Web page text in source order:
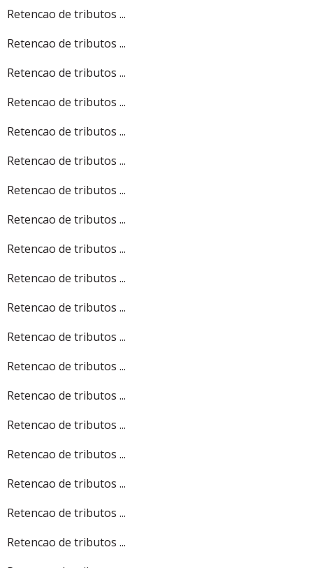
Retencao de tributos ...
Retencao de tributos ...
Retencao de tributos ...
Retencao de tributos ...
Retencao de tributos ...
Retencao de tributos ...
Retencao de tributos ...
Retencao de tributos ...
Retencao de tributos ...
Retencao de tributos ...
Retencao de tributos ...
Retencao de tributos ...
Retencao de tributos ...
Retencao de tributos ...
Retencao de tributos ...
Retencao de tributos ...
Retencao de tributos ...
Retencao de tributos ...
Retencao de tributos ...